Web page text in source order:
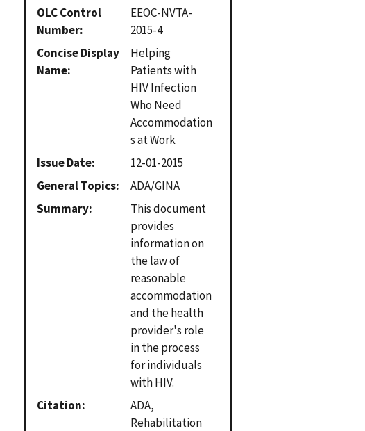
OLC Control
Number
EEOC-NVTA-
2015-4
Concise Display
Name
Helping
Patients with
HIV Infection
Who Need
Accommodation
s at Work
Issue Date
12-01-2015
General Topics
ADA/GINA
Summary
This document
provides
information on
the law of
reasonable
accommodation
and the health
provider's role
in the process
for individuals
with HIV.
Citation
ADA,
Rehabilitation